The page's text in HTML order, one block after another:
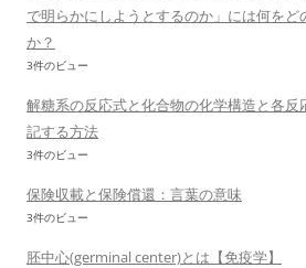
で明らかにしようとするのか」には何を
か？
3件のビュー
解糖系の反応式と化合物の化学構造と各
記する方法
3件のビュー
保険収載と保険償還：言葉の意味
3件のビュー
胚中心(germinal center)とは【免疫学】